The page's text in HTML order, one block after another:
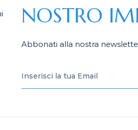
NOSTRO
Abbonati alla nostra